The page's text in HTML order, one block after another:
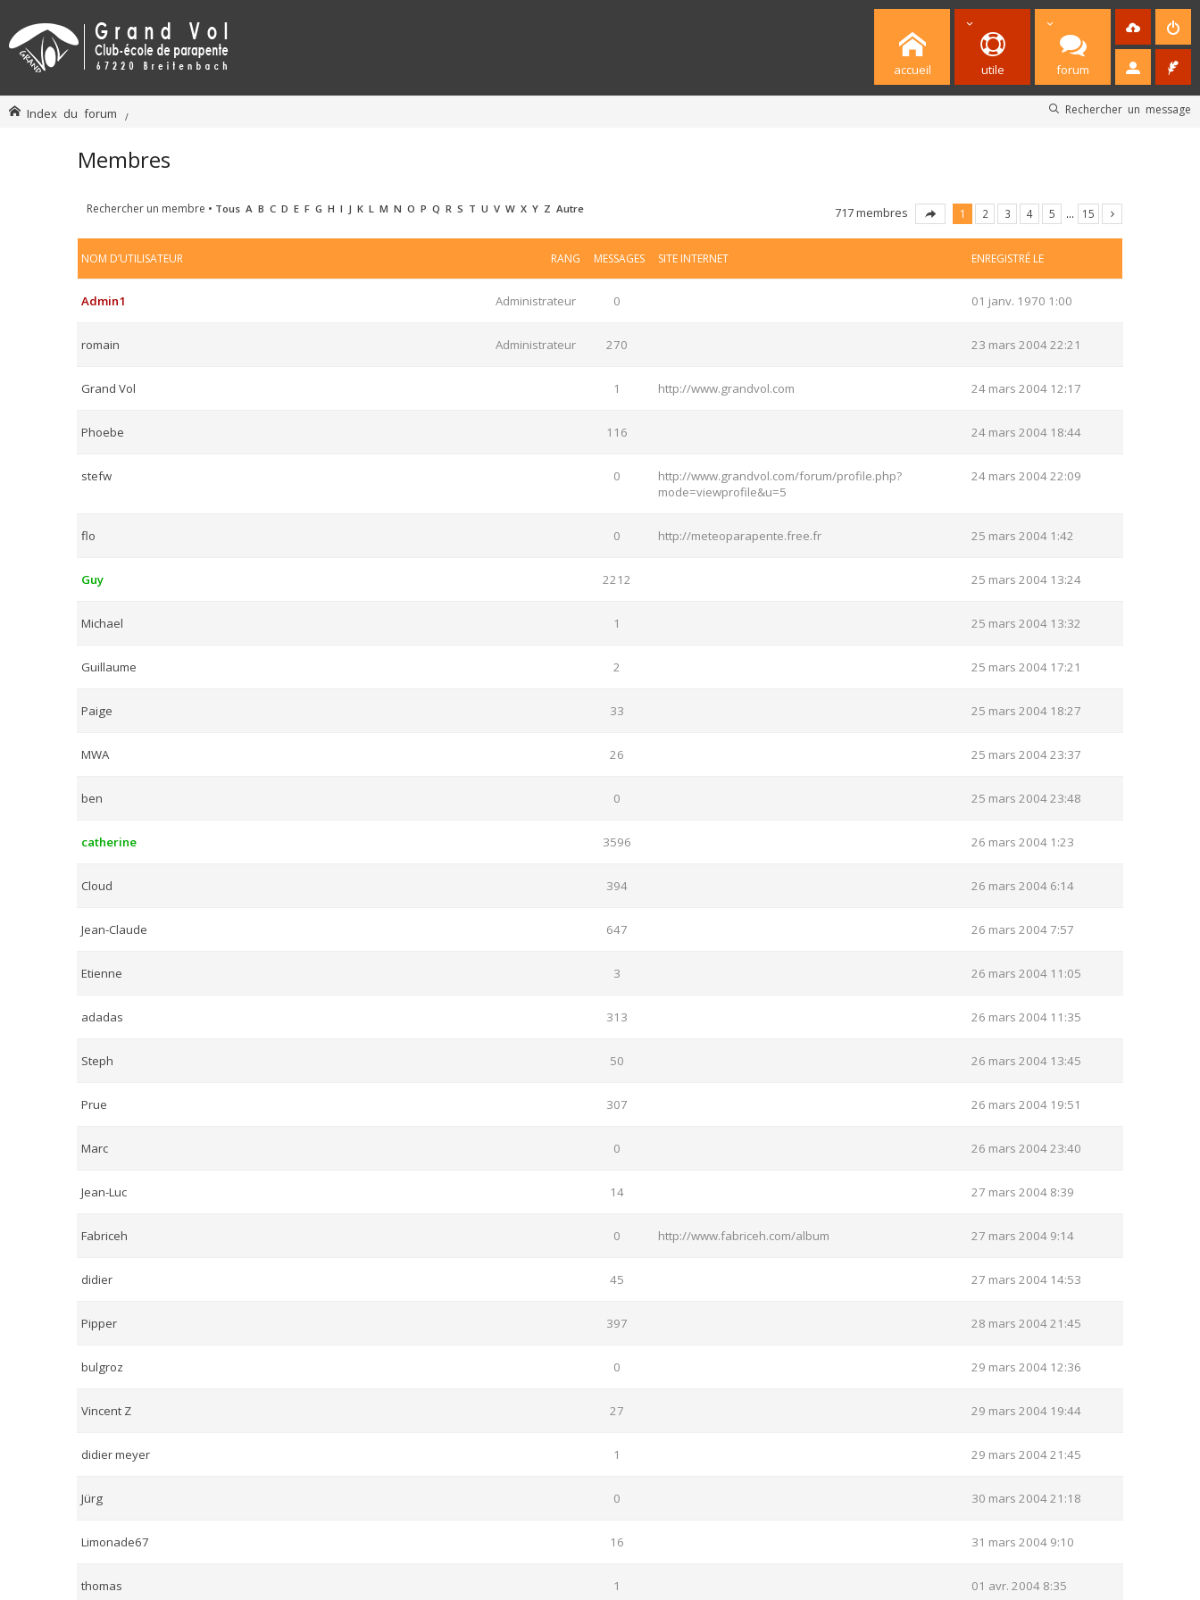
accueil utile forum
Rechercher un message
Index du forum
Membres
Rechercher un membre • Tous A B C D E F G H I J K L M N O P Q R S T U V W X Y Z Autre 717 membres 1 2 3 4 5 … 15
RANG
NOM D’UTILISATEUR MESSAGES SITE INTERNET ENREGISTRÉ LE
Administrateur
Admin1 0 01 janv. 1970 1:00
Administrateur
romain 270 23 mars 2004 22:21
Grand Vol 1 http://www.grandvol.com 24 mars 2004 12:17
Phoebe 116 24 mars 2004 18:44
stefw 0
http://www.grandvol.com/forum/profile.php?
mode=viewprofile&u=5
24 mars 2004 22:09
flo 0 http://meteoparapente.free.fr 25 mars 2004 1:42
Guy 2212 25 mars 2004 13:24
Michael 1 25 mars 2004 13:32
Guillaume 2 25 mars 2004 17:21
Paige 33 25 mars 2004 18:27
MWA 26 25 mars 2004 23:37
ben 0 25 mars 2004 23:48
catherine 3596 26 mars 2004 1:23
Cloud 394 26 mars 2004 6:14
Jean-Claude 647 26 mars 2004 7:57
Etienne 3 26 mars 2004 11:05
adadas 313 26 mars 2004 11:35
Steph 50 26 mars 2004 13:45
Prue 307 26 mars 2004 19:51
Marc 0 26 mars 2004 23:40
Jean-Luc 14 27 mars 2004 8:39
Fabriceh 0 http://www.fabriceh.com/album 27 mars 2004 9:14
didier 45 27 mars 2004 14:53
Pipper 397 28 mars 2004 21:45
bulgroz 0 29 mars 2004 12:36
Vincent Z 27 29 mars 2004 19:44
didier meyer 1 29 mars 2004 21:45
Jürg 0 30 mars 2004 21:18
Limonade67 16 31 mars 2004 9:10
thomas 1 01 avr. 2004 8:35